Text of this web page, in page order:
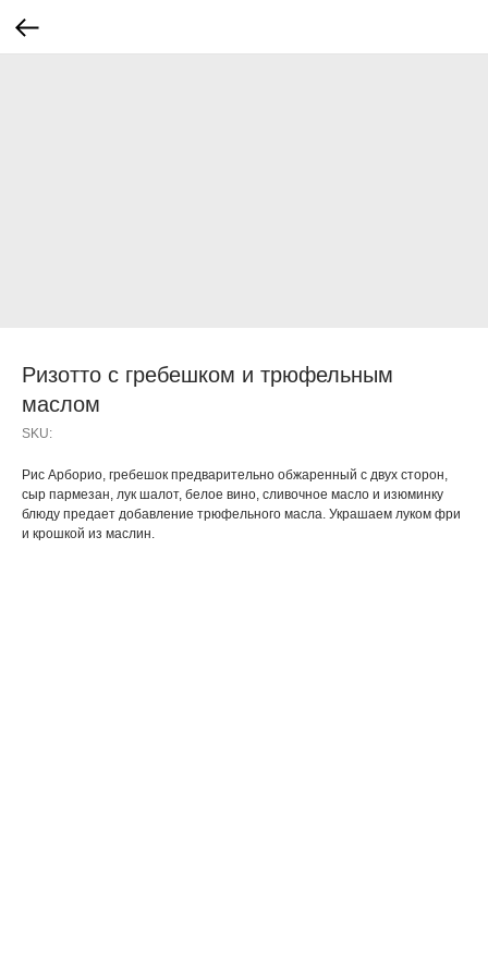
Ризотто с гребешком и трюфельным
маслом
SKU:
Рис Арборио, гребешок предварительно обжаренный с двух сторон,
сыр пармезан, лук шалот, белое вино, сливочное масло и изюминку
блюду предает добавление трюфельного масла. Украшаем луком фри
и крошкой из маслин.